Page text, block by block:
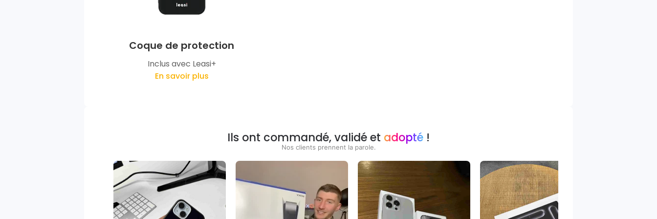
Coque de protection
Inclus avec Leasi+
En savoir plus
Ils ont commandé, validé et adopté !
Nos clients prennent la parole.